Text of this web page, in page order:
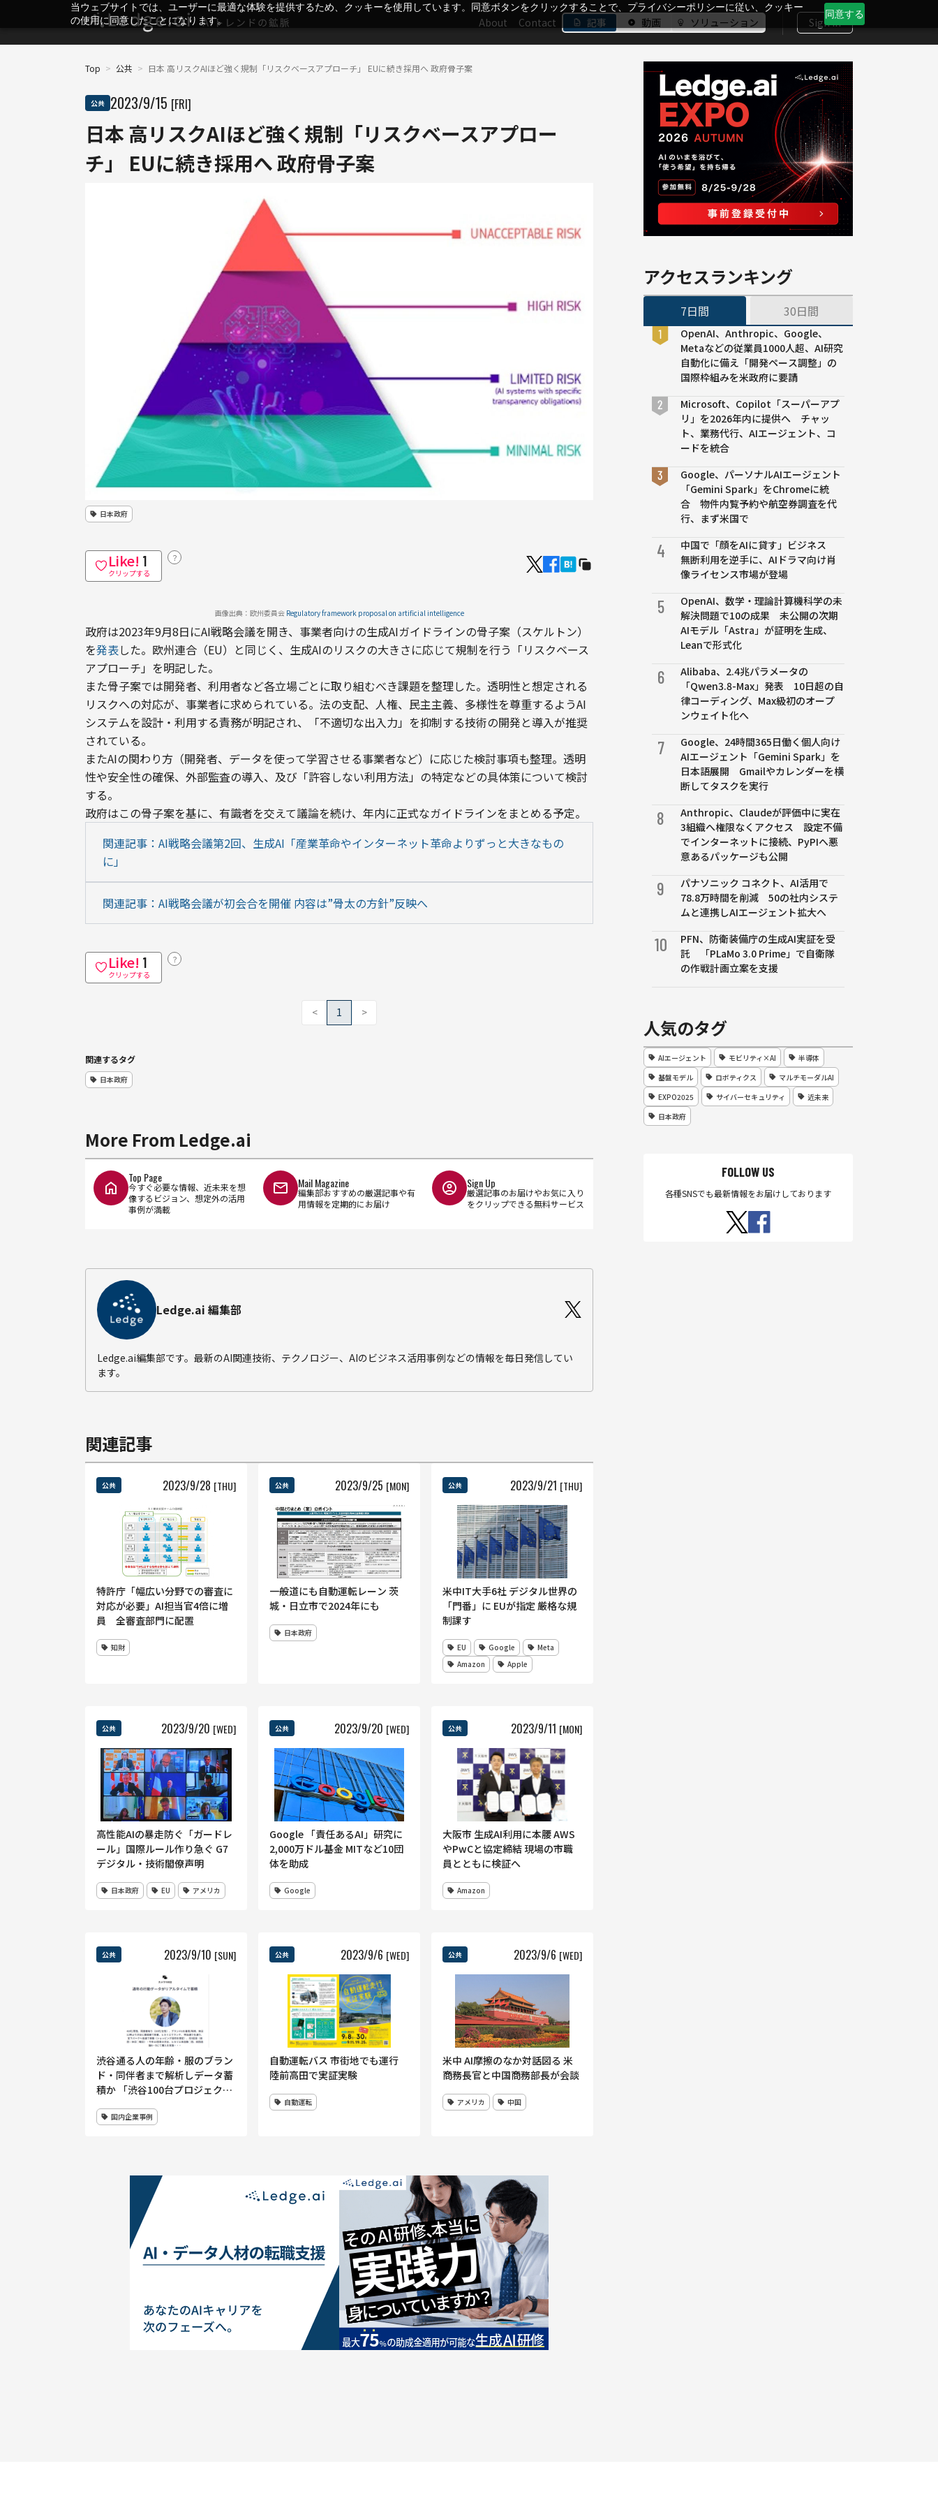
当ウェブサイトでは、ユーザーに最適な体験を提供するため、クッキーを使用しています。同意ボタンをクリックすることで、プライバシーポリシーに従い、クッキー
の使用に同意したことになります。
同意する
About Contact 記事 動画 ソリューション Sign In
Top > 公共 > 日本 高リスクAIほど強く規制「リスクベースアプローチ」 EUに続き採用へ 政府骨子案
公共 2023/9/15 [FRI]
日本 高リスクAIほど強く規制「リスクベースアプロー
チ」 EUに続き採用へ 政府骨子案
日本政府
Like! 1
クリップする
？
画像出典：欧州委員会 Regulatory framework proposal on artificial intelligence
政府は2023年9月8日にAI戦略会議を開き、事業者向けの生成AIガイドラインの骨子案（スケルトン）
を発表した。欧州連合（EU）と同じく、生成AIのリスクの大きさに応じて規制を行う「リスクベース
アプローチ」を明記した。
また骨子案では開発者、利用者など各立場ごとに取り組むべき課題を整理した。透明性と想定される
リスクへの対応が、事業者に求められている。法の支配、人権、民主主義、多様性を尊重するようAI
システムを設計・利用する責務が明記され、「不適切な出入力」を抑制する技術の開発と導入が推奨
されている。
またAIの関わり方（開発者、データを使って学習させる事業者など）に応じた検討事項も整理。透明
性や安全性の確保、外部監査の導入、及び「許容しない利用方法」の特定などの具体策について検討
する。
政府はこの骨子案を基に、有識者を交えて議論を続け、年内に正式なガイドラインをまとめる予定。
関連記事：AI戦略会議第2回、生成AI「産業革命やインターネット革命よりずっと大きなもの
に」
関連記事：AI戦略会議が初会合を開催 内容は”骨太の方針”反映へ
Like! 1
クリップする
？
< 1 >
関連するタグ
日本政府
More From Ledge.ai
Top Page
今すぐ必要な情報、近未来を想
像するビジョン、想定外の活用
事例が満載
Mail Magazine
編集部おすすめの厳選記事や有
用情報を定期的にお届け
Sign Up
厳選記事のお届けやお気に入り
をクリップできる無料サービス
Ledge.ai 編集部
Ledge.ai編集部です。最新のAI関連技術、テクノロジー、AIのビジネス活用事例などの情報を毎日発信してい
ます。
関連記事
公共 2023/9/28 [THU]
特許庁「幅広い分野での審査に
対応が必要」AI担当官4倍に増
員 全審査部門に配置
知財
公共 2023/9/25 [MON]
一般道にも自動運転レーン 茨
城・日立市で2024年にも
日本政府
公共 2023/9/21 [THU]
米中IT大手6社 デジタル世界の
「門番」に EUが指定 厳格な規
制課す
EU Google
Meta
Amazon
Apple
公共 2023/9/20 [WED]
高性能AIの暴走防ぐ「ガードレ
ール」国際ルール作り急ぐ G7
デジタル・技術閣僚声明
日本政府 EU アメリカ
公共 2023/9/20 [WED]
Google 「責任あるAI」研究に
2,000万ドル基金 MITなど10団
体を助成
Google
公共 2023/9/11 [MON]
大阪市 生成AI利用に本腰 AWS
やPwCと協定締結 現場の市職
員とともに検証へ
Amazon
公共 2023/9/10 [SUN]
渋谷通る人の年齢・服のブラン
ド・同伴者まで解析しデータ蓄
積か 「渋谷100台プロジェク
国内企業事例
公共 2023/9/6 [WED]
自動運転バス 市街地でも運行
陸前高田で実証実験
自動運転
公共 2023/9/6 [WED]
米中 AI摩擦のなか対話図る 米
商務長官と中国商務部長が会談
アメリカ 中国
アクセスランキング
7日間 30日間
OpenAI、Anthropic、Google、
Metaなどの従業員1000人超、AI研究
自動化に備え「開発ペース調整」の
国際枠組みを米政府に要請
Microsoft、Copilot「スーパーアプ
リ」を2026年内に提供へ チャッ
ト、業務代行、AIエージェント、コ
ードを統合
Google、パーソナルAIエージェント
「Gemini Spark」をChromeに統
合 物件内覧予約や航空券調査を代
行、まず米国で
4
中国で「顔をAIに貸す」ビジネス
無断利用を逆手に、AIドラマ向け肖
像ライセンス市場が登場
5
OpenAI、数学・理論計算機科学の未
解決問題で10の成果 未公開の次期
AIモデル「Astra」が証明を生成、
Leanで形式化
6
Alibaba、2.4兆パラメータの
「Qwen3.8-Max」発表 10日超の自
律コーディング、Max級初のオープ
ンウェイト化へ
7
Google、24時間365日働く個人向け
AIエージェント「Gemini Spark」を
日本語展開 Gmailやカレンダーを横
断してタスクを実行
8
Anthropic、Claudeが評価中に実在
3組織へ権限なくアクセス 設定不備
でインターネットに接続、PyPIへ悪
意あるパッケージも公開
9
パナソニック コネクト、AI活用で
78.8万時間を削減 50の社内システ
ムと連携しAIエージェント拡大へ
10
PFN、防衛装備庁の生成AI実証を受
託 「PLaMo 3.0 Prime」で自衛隊
の作戦計画立案を支援
人気のタグ
AIエージェント モビリティ×AI
半導体
基盤モデル
ロボティクス
マルチモーダルAI
EXPO2025
サイバーセキュリティ
近未来
日本政府
FOLLOW US
各種SNSでも最新情報をお届けしております